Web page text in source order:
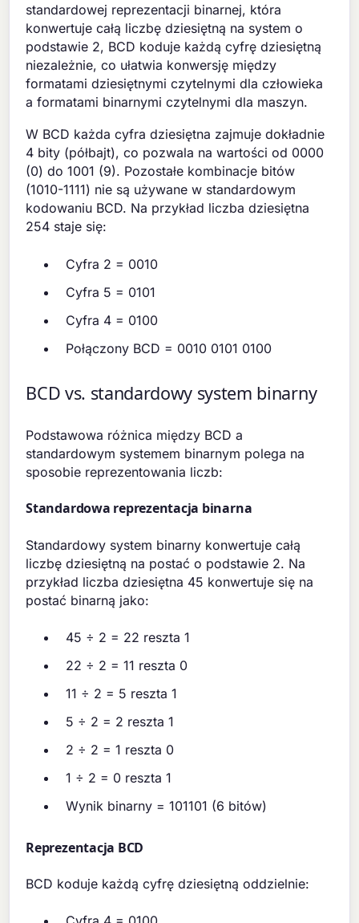
standardowej reprezentacji binarnej, która
konwertuje całą liczbę dziesiętną na system o
podstawie 2, BCD koduje każdą cyfrę dziesiętną
niezależnie, co ułatwia konwersję między
formatami dziesiętnymi czytelnymi dla człowieka
a formatami binarnymi czytelnymi dla maszyn.
W BCD każda cyfra dziesiętna zajmuje dokładnie
4 bity (półbajt), co pozwala na wartości od 0000
(0) do 1001 (9). Pozostałe kombinacje bitów
(1010-1111) nie są używane w standardowym
kodowaniu BCD. Na przykład liczba dziesiętna
254 staje się:
Cyfra 2 = 0010
Cyfra 5 = 0101
Cyfra 4 = 0100
Połączony BCD = 0010 0101 0100
BCD vs. standardowy system binarny
Podstawowa różnica między BCD a
standardowym systemem binarnym polega na
sposobie reprezentowania liczb:
Standardowa reprezentacja binarna
Standardowy system binarny konwertuje całą
liczbę dziesiętną na postać o podstawie 2. Na
przykład liczba dziesiętna 45 konwertuje się na
postać binarną jako:
45 ÷ 2 = 22 reszta 1
22 ÷ 2 = 11 reszta 0
11 ÷ 2 = 5 reszta 1
5 ÷ 2 = 2 reszta 1
2 ÷ 2 = 1 reszta 0
1 ÷ 2 = 0 reszta 1
Wynik binarny = 101101 (6 bitów)
Reprezentacja BCD
BCD koduje każdą cyfrę dziesiętną oddzielnie: